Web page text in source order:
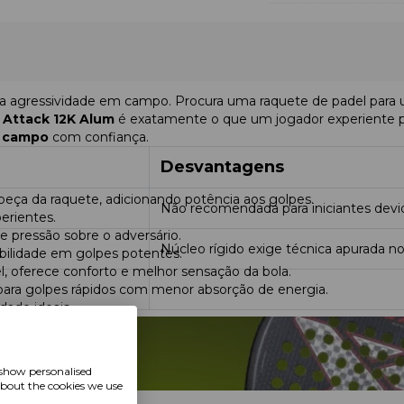
agressividade em campo. Procura uma raquete de padel para
12K Alum é exatamente o que um jogador experiente
com confiança.
da raquete, adicionando potência aos golpes.
sobre o adversário.
em golpes potentes.
oferece conforto e melhor sensação da bola.
golpes rápidos com menor absorção de energia.
ideais.
Desvantagens
Não recomendada para iniciantes
Núcleo rígido exige técnica apurada
um potencial ofensivo mais pronunciado graças à
mais rígida e mais adequada para um jogo agressivo
personalised
the cookies we use